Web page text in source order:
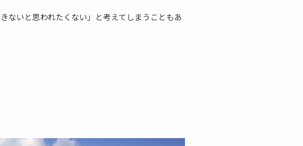
ないと思われたくない」と考えてしまうこともあ